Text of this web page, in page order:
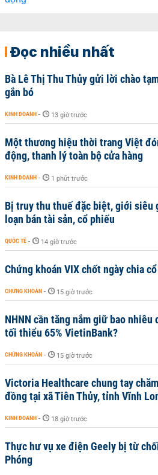
Đọc nhiều nhất
Bà Lê Thị Thu Thủy gửi lời chào
gắn bó
KINH DOANH - 13 giờ trước
Một thương hiệu thời trang Việt
động, thanh lý toàn bộ cửa hàng
KINH DOANH - 1 phút trước
Bị truy thu thuế đặc biệt, giới siêu
loạn bán tài sản, cổ phiếu
QUỐC TẾ - 14 giờ trước
Chứng khoán VIX chốt ngày chia
CHỨNG KHOÁN - 15 giờ trước
NHNN cần tăng nắm giữ bao nhiêu
tối thiểu 65% VietinBank?
CHỨNG KHOÁN - 15 giờ trước
Victoria Healthcare chung tay
đồng tại xã Tiên Thủy, tỉnh Vĩnh
KINH DOANH - 18 giờ trước
Thực hư vụ xe điện Geely bị từ
Phóng